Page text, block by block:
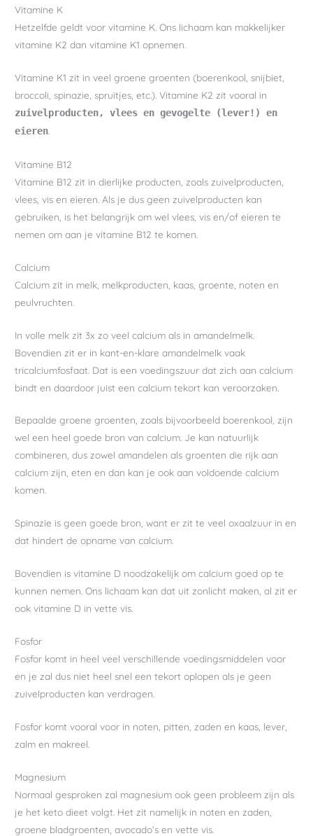
Vitamine K
Hetzelfde geldt voor vitamine K. Ons lichaam kan makkelijker
vitamine K2 dan vitamine K1 opnemen.
Vitamine K1 zit in veel groene groenten (boerenkool, snijbiet,
broccoli, spinazie, spruitjes, etc.). Vitamine K2 zit vooral in
zuivelproducten, vlees en gevogelte (lever!) en
eieren.
Vitamine B12
Vitamine B12 zit in dierlijke producten, zoals zuivelproducten,
vlees, vis en eieren. Als je dus geen zuivelproducten kan
gebruiken, is het belangrijk om wel vlees, vis en/of eieren te
nemen om aan je vitamine B12 te komen.
Calcium
Calcium zit in melk, melkproducten, kaas, groente, noten en
peulvruchten.
In volle melk zit 3x zo veel calcium als in amandelmelk.
Bovendien zit er in kant-en-klare amandelmelk vaak
tricalciumfosfaat. Dat is een voedingszuur dat zich aan calcium
bindt en daardoor juist een calcium tekort kan veroorzaken.
Bepaalde groene groenten, zoals bijvoorbeeld boerenkool, zijn
wel een heel goede bron van calcium. Je kan natuurlijk
combineren, dus zowel amandelen als groenten die rijk aan
calcium zijn, eten en dan kan je ook aan voldoende calcium
komen.
Spinazie is geen goede bron, want er zit te veel oxaalzuur in en
dat hindert de opname van calcium.
Bovendien is vitamine D noodzakelijk om calcium goed op te
kunnen nemen. Ons lichaam kan dat uit zonlicht maken, al zit er
ook vitamine D in vette vis.
Fosfor
Fosfor komt in heel veel verschillende voedingsmiddelen voor
en je zal dus niet heel snel een tekort oplopen als je geen
zuivelproducten kan verdragen.
Fosfor komt vooral voor in noten, pitten, zaden en kaas, lever,
zalm en makreel.
Magnesium
Normaal gesproken zal magnesium ook geen probleem zijn als
je het keto dieet volgt. Het zit namelijk in noten en zaden,
groene bladgroenten, avocado’s en vette vis.